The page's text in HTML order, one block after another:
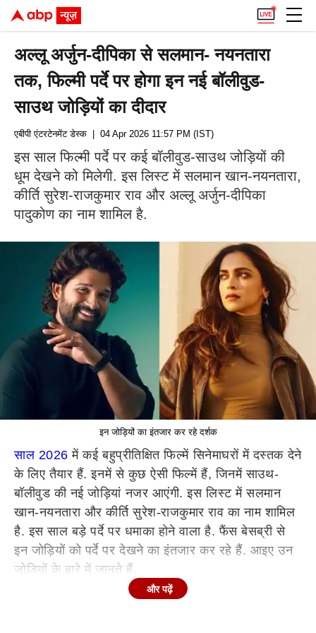
अल्लू अर्जुन-दीपिका से सलमान- नयनतारा
तक, फिल्मी पर्दे पर होगा इन नई बॉलीवुड-
साउथ जोड़ियों का दीदार
एबीपी एंटरटेनमेंट डेस्क | 04 Apr 2026 11:57 PM (IST)
इस साल फिल्मी पर्दे पर कई बॉलीवुड-साउथ जोड़ियों की
धूम देखने को मिलेगी. इस लिस्ट में सलमान खान-नयनतारा,
कीर्ति सुरेश-राजकुमार राव और अल्लू अर्जुन-दीपिका
पादुकोण का नाम शामिल है.
इन जोड़ियों का इंतजार कर रहे दर्शक
साल 2026 में कई बहुप्रीतिक्षित फिल्में सिनेमाघरों में दस्तक देने
के लिए तैयार हैं. इनमें से कुछ ऐसी फिल्में हैं, जिनमें साउथ-
बॉलीवुड की नई जोड़ियां नजर आएंगी. इस लिस्ट में सलमान
खान-नयनतारा और कीर्ति सुरेश-राजकुमार राव का नाम शामिल
है. इस साल बड़े पर्दे पर धमाका होने वाला है. फैंस बेसब्री से
इन जोड़ियों को पर्दे पर देखने का इंतजार कर रहे हैं. आइए उन
जोड़ियों के बारे में जानते हैं.
सलमान खान और नयनताराबॉलीवुड एक्टर सलमान खान और
और पढ़ें